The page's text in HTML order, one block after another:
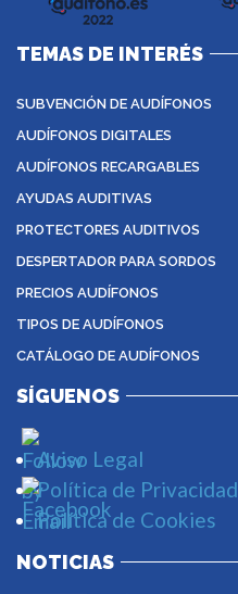
TEMAS DE INTERÉS
SUBVENCIÓN DE AUDÍFONOS
AUDÍFONOS DIGITALES
AUDÍFONOS RECARGABLES
AYUDAS AUDITIVAS
PROTECTORES AUDITIVOS
DESPERTADOR PARA SORDOS
PRECIOS AUDÍFONOS
TIPOS DE AUDÍFONOS
CATÁLOGO DE AUDÍFONOS
SÍGUENOS
Aviso Legal
Política de Privacidad
Política de Cookies
NOTICIAS